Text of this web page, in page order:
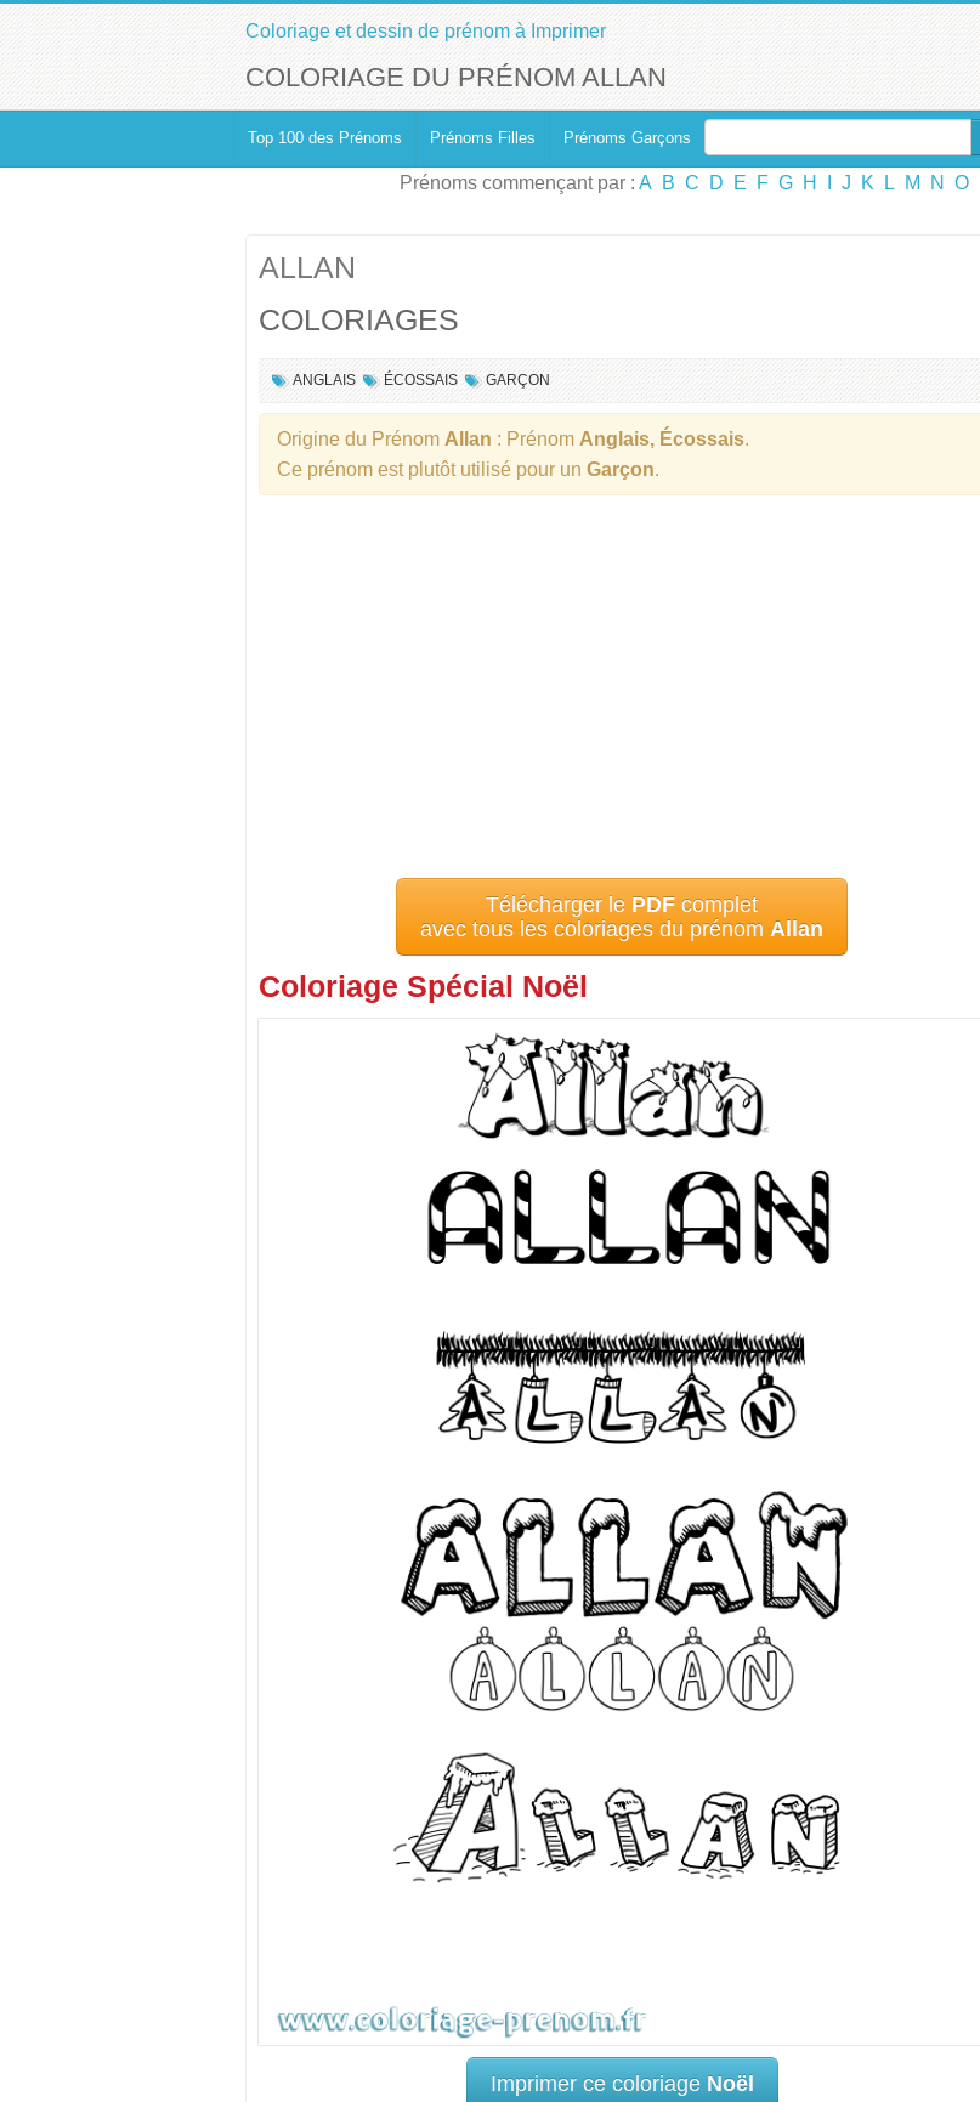
Coloriage et dessin de prénom à Imprimer
COLORIAGE DU PRÉNOM ALLAN
Top 100 des Prénoms Prénoms Filles Prénoms Garçons
Prénoms commençant par : A B C D E F G H J K L M N O
ALLAN
COLORIAGES
ANGLAIS ÉCOSSAIS GARÇON
Origine du Prénom Allan : Prénom Anglais, Écossais.
Ce prénom est plutôt utilisé pour un Garçon.
Télécharger le PDF complet
avec tous les coloriages du prénom Allan
Coloriage Spécial Noël
Imprimer ce coloriage Noël